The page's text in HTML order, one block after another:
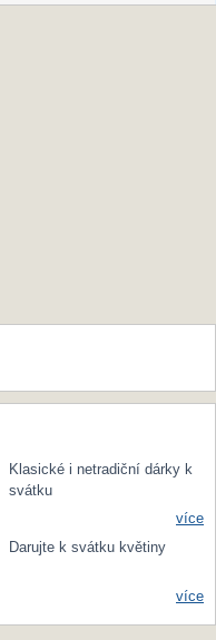
Klasické i netradiční dárky k
svátku
více
Darujte k svátku květiny
více